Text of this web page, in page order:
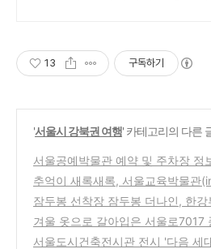
13 구독하기
'서울시 강북권 여행' 카테고리의 다른
서울공예박물관 예약 및 주차장 정
자수와 보자기 전시관
(22)
추억이 새록새록, 서울교육박물관
마을)
(48)
잠두봉 선착장 잠두봉 더나인, 한강
보며 생맥주를~!
(20)
겨울 옷으로 갈아입은 서울로7017
서울도시건축전시관 전시 '다음 세